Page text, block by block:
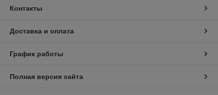
Контакты
Доставка и оплата
График работы
Полная версия сайта